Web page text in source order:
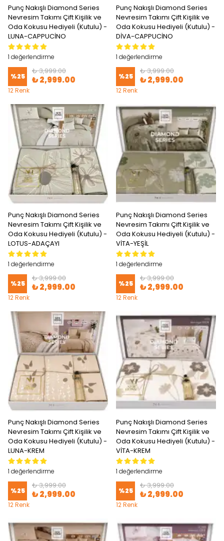
Punç Nakışlı Diamond Series
Nevresim Takımı Çift Kişilik ve
Oda Kokusu Hediyeli (Kutulu) -
LUNA-CAPPUCİNO
1 değerlendirme
%25
₺ 3,999.00
₺ 2,999.00
12 Renk
Punç Nakışlı Diamond Series
Nevresim Takımı Çift Kişilik ve
Oda Kokusu Hediyeli (Kutulu) -
DİVA-CAPPUCİNO
1 değerlendirme
%25
₺ 3,999.00
₺ 2,999.00
12 Renk
Punç Nakışlı Diamond Series
Nevresim Takımı Çift Kişilik ve
Oda Kokusu Hediyeli (Kutulu) -
LOTUS-ADAÇAYI
1 değerlendirme
%25
₺ 3,999.00
₺ 2,999.00
12 Renk
Punç Nakışlı Diamond Series
Nevresim Takımı Çift Kişilik ve
Oda Kokusu Hediyeli (Kutulu) -
VİTA-YEŞİL
1 değerlendirme
%25
₺ 3,999.00
₺ 2,999.00
12 Renk
Punç Nakışlı Diamond Series
Nevresim Takımı Çift Kişilik ve
Oda Kokusu Hediyeli (Kutulu) -
LUNA-KREM
1 değerlendirme
%25
₺ 3,999.00
₺ 2,999.00
12 Renk
Punç Nakışlı Diamond Series
Nevresim Takımı Çift Kişilik ve
Oda Kokusu Hediyeli (Kutulu) -
VİTA-KREM
1 değerlendirme
%25
₺ 3,999.00
₺ 2,999.00
12 Renk